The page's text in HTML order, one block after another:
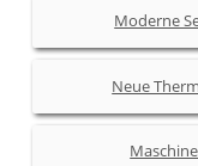
Moderne
Neue